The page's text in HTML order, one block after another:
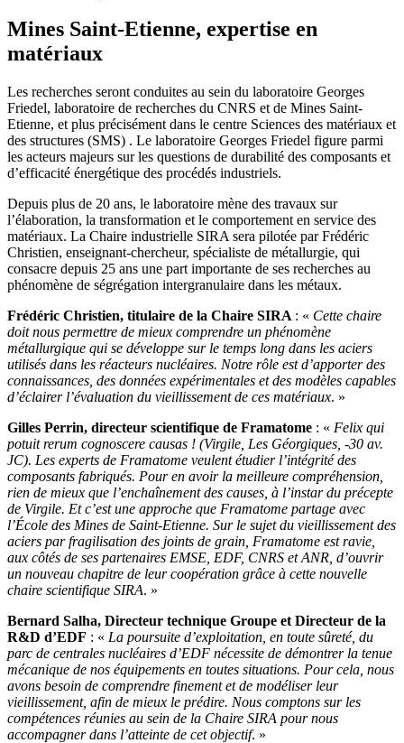
Mines Saint-Etienne, expertise en
matériaux
Les recherches seront conduites au sein du laboratoire Georges
Friedel, laboratoire de recherches du CNRS et de Mines Saint-
Etienne, et plus précisément dans le centre Sciences des matériaux et
des structures (SMS) . Le laboratoire Georges Friedel figure parmi
les acteurs majeurs sur les questions de durabilité des composants et
d’efficacité énergétique des procédés industriels.
Depuis plus de 20 ans, le laboratoire mène des travaux sur
l’élaboration, la transformation et le comportement en service des
matériaux. La Chaire industrielle SIRA sera pilotée par Frédéric
Christien, enseignant-chercheur, spécialiste de métallurgie, qui
consacre depuis 25 ans une part importante de ses recherches au
phénomène de ségrégation intergranulaire dans les métaux.
Frédéric Christien, titulaire de la Chaire SIRA : « Cette chaire
doit nous permettre de mieux comprendre un phénomène
métallurgique qui se développe sur le temps long dans les aciers
utilisés dans les réacteurs nucléaires. Notre rôle est d’apporter des
connaissances, des données expérimentales et des modèles capables
d’éclairer l’évaluation du vieillissement de ces matériaux. »
Gilles Perrin, directeur scientifique de Framatome : « Felix qui
potuit rerum cognoscere causas ! (Virgile, Les Géorgiques, -30 av.
JC). Les experts de Framatome veulent étudier l’intégrité des
composants fabriqués. Pour en avoir la meilleure compréhension,
rien de mieux que l’enchaînement des causes, à l’instar du précepte
de Virgile. Et c’est une approche que Framatome partage avec
l’École des Mines de Saint-Etienne. Sur le sujet du vieillissement des
aciers par fragilisation des joints de grain, Framatome est ravie,
aux côtés de ses partenaires EMSE, EDF, CNRS et ANR, d’ouvrir
un nouveau chapitre de leur coopération grâce à cette nouvelle
chaire scientifique SIRA. »
Bernard Salha, Directeur technique Groupe et Directeur de la
R&D d’EDF : « La poursuite d’exploitation, en toute sûreté, du
parc de centrales nucléaires d’EDF nécessite de démontrer la tenue
mécanique de nos équipements en toutes situations. Pour cela, nous
avons besoin de comprendre finement et de modéliser leur
vieillissement, afin de mieux le prédire. Nous comptons sur les
compétences réunies au sein de la Chaire SIRA pour nous
accompagner dans l’atteinte de cet objectif. »